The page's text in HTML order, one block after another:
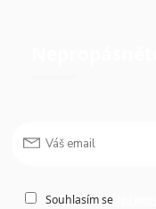
Souhlasím se